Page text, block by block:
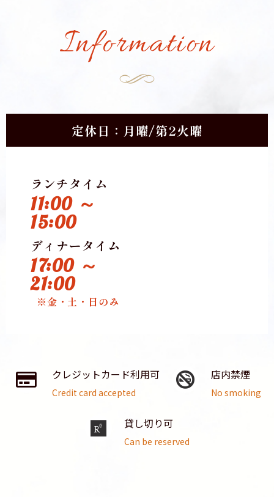
Information
定休日：月曜/第2火曜
ランチタイム
11:00 ～
15:00
ディナータイム
17:00 ～
21:00
※金・土・日のみ
クレジットカード利用可
Credit card accepted
店内禁煙
No smoking
貸し切り可
Can be reserved